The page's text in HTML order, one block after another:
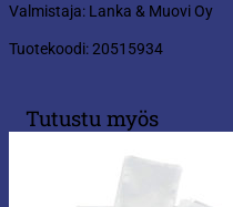
Valmistaja: Lanka & Muovi Oy
Tuotekoodi: 20515934
Tutustu myös